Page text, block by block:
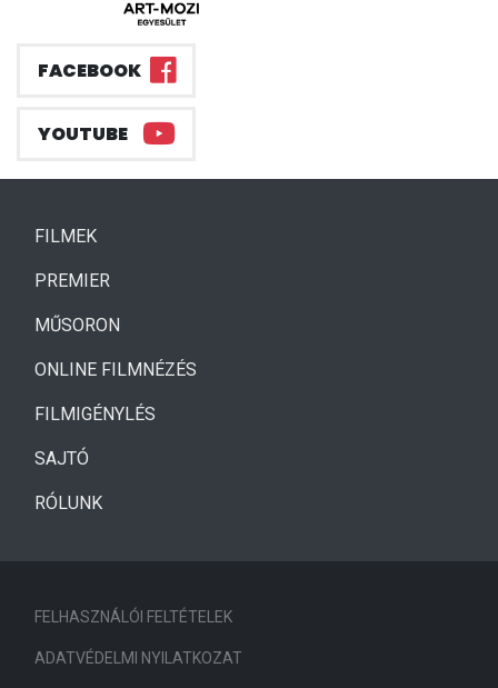
FACEBOOK
YOUTUBE
FILMEK(CURRENT)
PREMIER
MŰSORON
ONLINE FILMNÉZÉS
FILMIGÉNYLÉS
SAJTÓ
RÓLUNK
FELHASZNÁLÓI FELTÉTELEK
ADATVÉDELMI NYILATKOZAT